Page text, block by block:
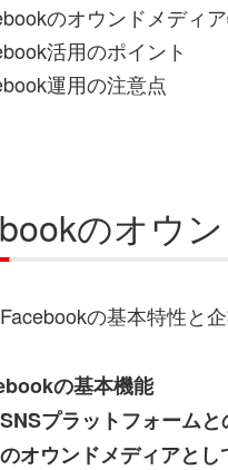
のオウンドメディ
活用のポイント
運用の注意点
のオウ
の基本特性と
の基本機能
プラットフォームと
オウンドメディアとし